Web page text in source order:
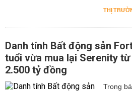
THỊ
Danh tính Bất động sản
tuổi vừa mua lại Serenity
2.500 tỷ đồng
Trong